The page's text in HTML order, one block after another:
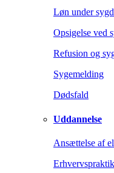
Løn under
Opsigelse ved
Refusion og
Sygemelding
Dødsfald
Uddannelse
Ansættelse af